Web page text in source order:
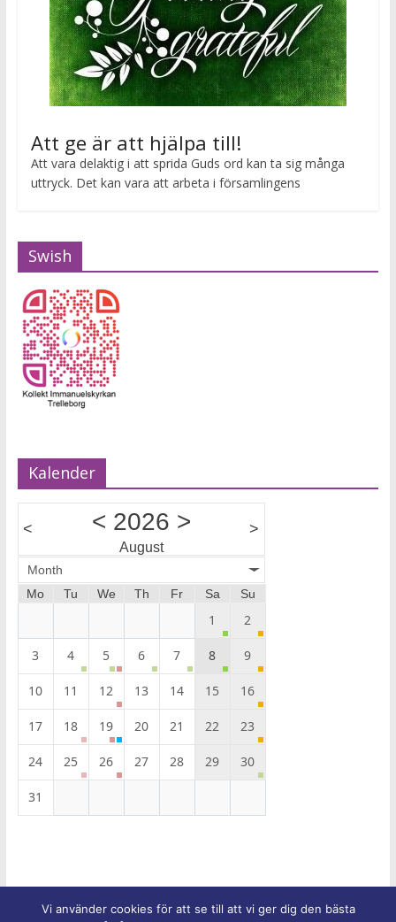
Att ge är att hjälpa till!
Att vara delaktig i att sprida Guds ord kan ta sig många
uttryck. Det kan vara att arbeta i församlingens
Swish
Kalender
< < 2026 >
August
>
Month
Mo
Tu We Th Fr Sa Su
1 2
3 4 5 6 7 8 9
10 11 12 13 14 15 16
17 18 19 20 21 22 23
24 25 26 27 28 29 30
31
Upphovsrätt © 2026Equmeniakyrkans församling i Trelleborg
Vi använder cookies för att se till att vi ger dig den bästa